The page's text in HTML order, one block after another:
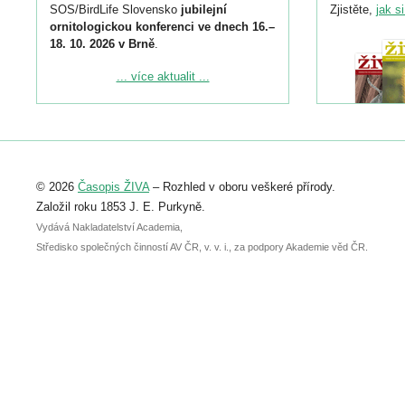
SOS/BirdLife Slovensko jubilejní
ornitologickou konferenci ve dnech 16.–
18. 10. 2026 v Brně.
Podrobnější informace ke konferenci
Registrovat se můžete do 6. září.
abstraktu přihlášené přednášky nebo
posteru je už 30. června.
... více aktualit ...
Zjistěte, jak
© 2026 Časopis ŽIVA– Rozhled v oboru veškeré přírody.
Založil roku 1853 J. E. Purkyně.
Vydává Nakladatelství Academia,
Středisko společných činností AV ČR, v. v. i., za podpory Akademie věd ČR.